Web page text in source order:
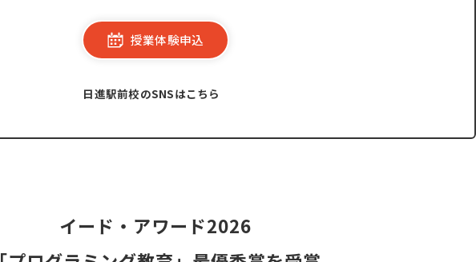
授業体験申込
日進駅前校のSNSはこちら
イード・アワード2026